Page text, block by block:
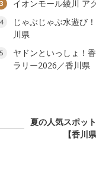
3 イオンモール綾川 ア
4
じゃぶじゃぶ水遊び
川県
5
ヤドンといっしょ！
ラリー2026／香川県
夏の人気スポッ
【香川県